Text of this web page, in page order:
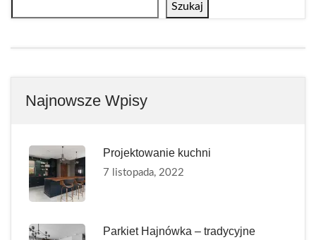
Szukaj
Najnowsze Wpisy
Projektowanie kuchni
7 listopada, 2022
Parkiet Hajnówka – tradycyjne